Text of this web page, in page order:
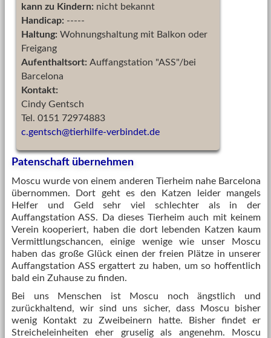
kann zu Kindern: nicht bekannt
Handicap: -----
Haltung: Wohnungshaltung mit Balkon oder
Freigang
Aufenthaltsort: Auffangstation "ASS"/bei
Barcelona
Kontakt:
Cindy Gentsch
Tel. 0151 72974883
c.gentsch@tierhilfe-verbindet.de
Patenschaft übernehmen
Moscu wurde von einem anderen Tierheim nahe Barcelona
übernommen. Dort geht es den Katzen leider mangels
Helfer und Geld sehr viel schlechter als in der
Auffangstation ASS. Da dieses Tierheim auch mit keinem
Verein kooperiert, haben die dort lebenden Katzen kaum
Vermittlungschancen, einige wenige wie unser Moscu
haben das große Glück einen der freien Plätze in unserer
Auffangstation ASS ergattert zu haben, um so hoffentlich
bald ein Zuhause zu finden.
Bei uns Menschen ist Moscu noch ängstlich und
zurückhaltend, wir sind uns sicher, dass Moscu bisher
wenig Kontakt zu Zweibeinern hatte. Bisher findet er
Streicheleinheiten eher gruselig als angenehm. Moscu